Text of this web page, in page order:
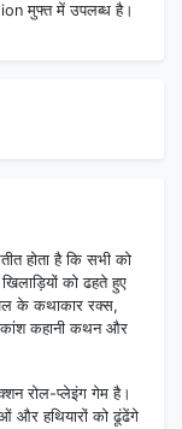
मुफ्त में उपलब्ध है।
होता है कि सभी को
को ढहते हुए
के कथाकार रक्स,
कहानी कथन और
रोल-प्लेइंग गेम है।
और हथियारों को ढूंढेंगे